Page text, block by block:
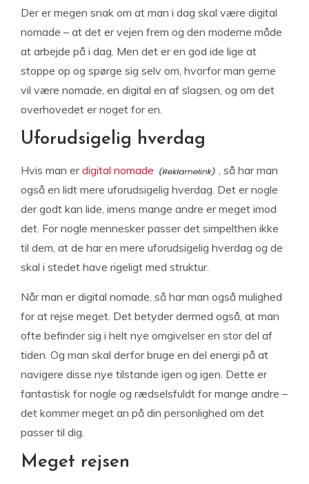
Der er megen snak om at man i dag skal være digital
nomade – at det er vejen frem og den moderne måde
at arbejde på i dag. Men det er en god ide lige at
stoppe op og spørge sig selv om, hvorfor man gerne
vil være nomade, en digital en af slagsen, og om det
overhovedet er noget for en.
Uforudsigelig hverdag
Hvis man erdigital nomade
, så har man
også en lidt mere uforudsigelig hverdag. Det er nogle
der godt kan lide, imens mange andre er meget imod
det. For nogle mennesker passer det simpelthen ikke
til dem, at de har en mere uforudsigelig hverdag og de
skal i stedet have rigeligt med struktur.
Når man er digital nomade, så har man også mulighed
for at rejse meget. Det betyder dermed også, at man
ofte befinder sig i helt nye omgivelser en stor del af
tiden. Og man skal derfor bruge en del energi på at
navigere disse nye tilstande igen og igen. Dette er
fantastisk for nogle og rædselsfuldt for mange andre –
det kommer meget an på din personlighed om det
passer til dig.
Meget rejsen